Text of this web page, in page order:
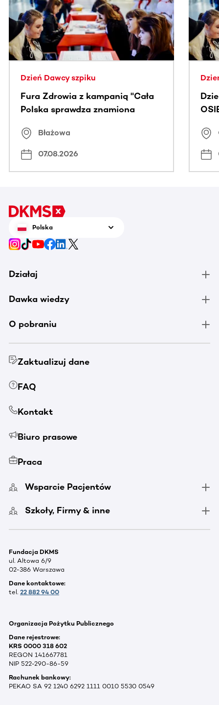
Dzień Dawcy szpiku
Fura Zdrowia z kampanią "Cała
Polska sprawdza znamiona
Błażowa
07.08.2026
Polska
Działaj
Dawka wiedzy
O pobraniu
Zaktualizuj dane
FAQ
Kontakt
Biuro prasowe
Praca
Wsparcie Pacjentów
Szkoły, Firmy & inne
Fundacja DKMS
ul. Altowa 6/9
02-386 Warszawa
Dane kontaktowe:
tel. 22 882 94 00
Organizacja Pożytku Publicznego
Dane rejestrowe:
KRS 0000 318 602
REGON 141667781
NIP 522-290-86-59
Rachunek bankowy:
PEKAO SA 92 1240 6292 1111 0010 5530 0549